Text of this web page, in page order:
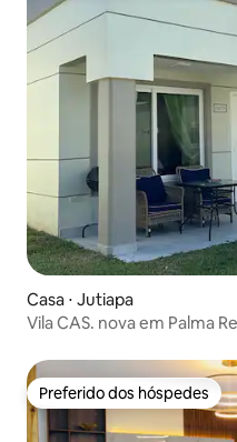
Casa ⋅ Jutiapa
Vila CAS. nova em Palma
Preferido dos hóspedes
Preferido dos hóspedes